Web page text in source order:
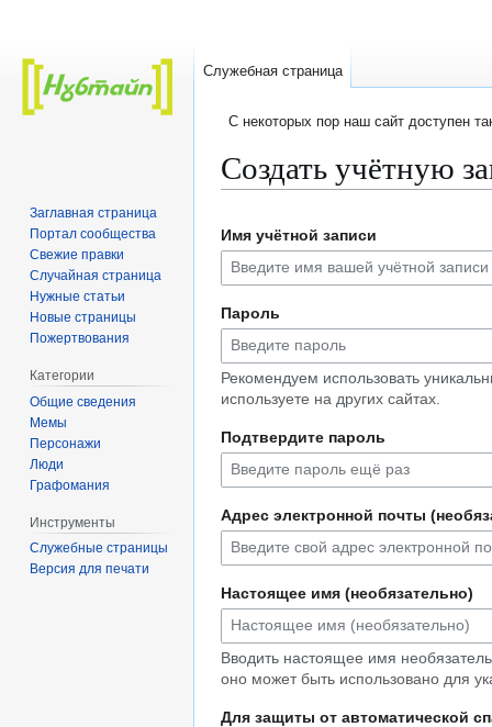
C некоторых пор наш сайт доступен
Создать учётную
к
навигации
к
поиску
Имя учётной записи
Пароль
Рекомендуем использовать
используете на других сайтах.
Подтвердите пароль
Адрес электронной почты
Настоящее имя (необязательно)
Вводить настоящее имя
оно может быть использовано для
Для защиты от автоматической
Служебная страница
Заглавная страница
Портал сообщества
Свежие правки
Случайная страница
Нужные статьи
Новые страницы
Пожертвования
Категории
Общие сведения
Мемы
Персонажи
Люди
Графомания
Инструменты
Служебные страницы
Версия для печати